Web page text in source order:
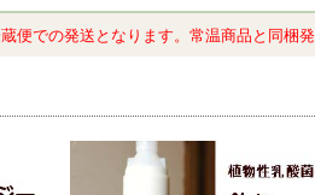
便での発送となります。常温商品と同梱